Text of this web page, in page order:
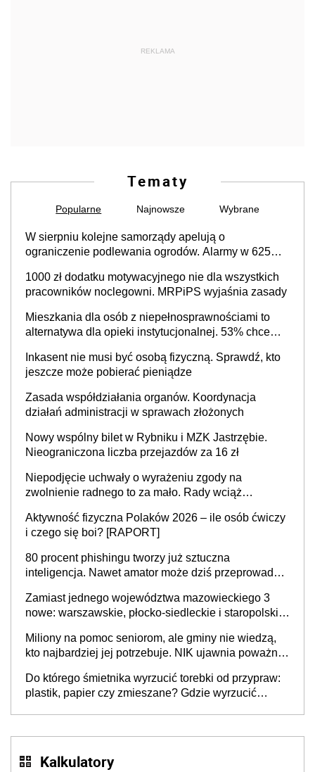
REKLAMA
Tematy
Popularne Najnowsze Wybrane
W sierpniu kolejne samorządy apelują o
ograniczenie podlewania ogrodów. Alarmy w 625
cały kraj
1000 zł dodatku motywacyjnego nie dla wszystkich
pracowników noclegowni. MRPiPS wyjaśnia zasady
Mieszkania dla osób z niepełnosprawnościami to
alternatywa dla opieki instytucjonalnej. 53% chce
Inkasent nie musi być osobą fizyczną. Sprawdź, kto
jeszcze może pobierać pieniądze
Zasada współdziałania organów. Koordynacja
działań administracji w sprawach złożonych
Nowy wspólny bilet w Rybniku i MZK Jastrzębie.
Nieograniczona liczba przejazdów za 16 zł
Niepodjęcie uchwały o wyrażeniu zgody na
zwolnienie radnego to za mało. Rady wciąż
sprawy
Aktywność fizyczna Polaków 2026 – ile osób ćwiczy
i czego się boi? [RAPORT]
80 procent phishingu tworzy już sztuczna
inteligencja. Nawet amator może dziś przeprowadzić
Zamiast jednego województwa mazowieckiego 3
nowe: warszawskie, płocko-siedleckie i staropolskie.
stołecznych
Miliony na pomoc seniorom, ale gminy nie wiedzą,
kto najbardziej jej potrzebuje. NIK ujawnia poważną
Do którego śmietnika wyrzucić torebki od przypraw:
plastik, papier czy zmieszane? Gdzie wyrzucić
Kalkulatory